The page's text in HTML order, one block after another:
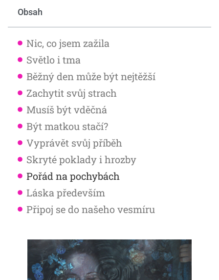
Obsah
Nic, co jsem zažila
Světlo i tma
Běžný den může být nejtěžší
Zachytit svůj strach
Musíš být vděčná
Být matkou stačí?
Vyprávět svůj příběh
Skryté poklady i hrozby
Pořád na pochybách
Láska především
Připoj se do našeho vesmíru